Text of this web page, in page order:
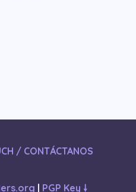
/ CONTÁCTANOS
| PGP Key 🠗